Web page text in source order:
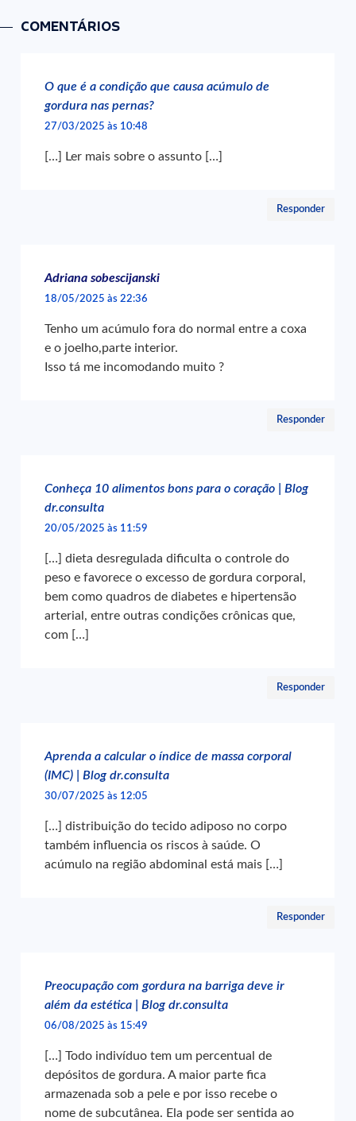
COMENTÁRIOS
O que é a condição que causa acúmulo de
gordura nas pernas?
27/03/2025 às 10:48
[…] Ler mais sobre o assunto […]
Responder
Adriana sobescijanski
18/05/2025 às 22:36
Tenho um acúmulo fora do normal entre a coxa
e o joelho,parte interior.
Isso tá me incomodando muito ?
Responder
Conheça 10 alimentos bons para o coração | Blog
dr.consulta
20/05/2025 às 11:59
[…] dieta desregulada dificulta o controle do
peso e favorece o excesso de gordura corporal,
bem como quadros de diabetes e hipertensão
arterial, entre outras condições crônicas que,
com […]
Responder
Aprenda a calcular o índice de massa corporal
(IMC) | Blog dr.consulta
30/07/2025 às 12:05
[…] distribuição do tecido adiposo no corpo
também influencia os riscos à saúde. O
acúmulo na região abdominal está mais […]
Responder
Preocupação com gordura na barriga deve ir
além da estética | Blog dr.consulta
06/08/2025 às 15:49
[…] Todo indivíduo tem um percentual de
depósitos de gordura. A maior parte fica
armazenada sob a pele e por isso recebe o
nome de subcutânea. Ela pode ser sentida ao